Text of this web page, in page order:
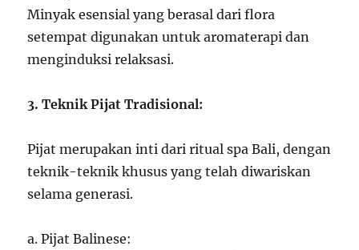
Minyak esensial yang berasal dari flora
setempat digunakan untuk aromaterapi dan
menginduksi relaksasi.
3. Teknik Pijat Tradisional:
Pijat merupakan inti dari ritual spa Bali, dengan
teknik-teknik khusus yang telah diwariskan
selama generasi.
a. Pijat Balinese: